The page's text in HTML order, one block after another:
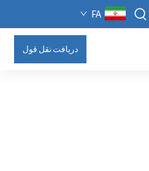
FA
دریافت نقل قول